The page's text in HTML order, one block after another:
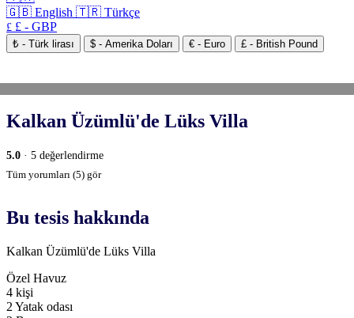
🇬🇧 English 🇹🇷 Türkçe
£ £ - GBP
₺ - Türk lirası $ - Amerika Doları € - Euro £ - British Pound
Kalkan Üzümlü'de Lüks Villa
5.0 · 5 değerlendirme
Tüm yorumları (5) gör
Bu tesis hakkında
Kalkan Üzümlü'de Lüks Villa
Özel Havuz
4 kişi
2 Yatak odası